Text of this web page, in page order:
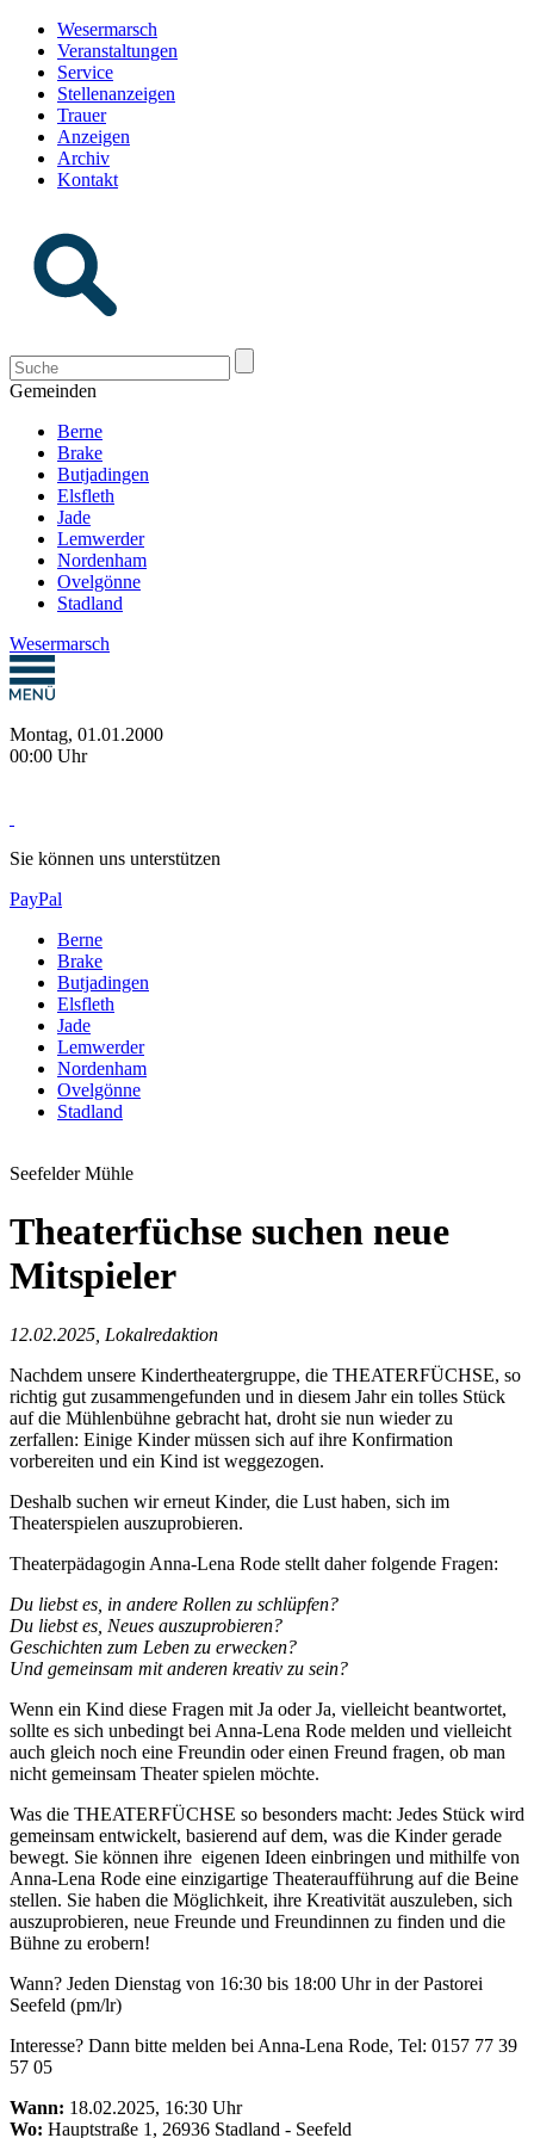
Wesermarsch
Veranstaltungen
Service
Stellenanzeigen
Trauer
Anzeigen
Archiv
Kontakt
Gemeinden
Berne
Brake
Butjadingen
Elsfleth
Jade
Lemwerder
Nordenham
Ovelgönne
Stadland
Wesermarsch
Montag, 01.01.2000
00:00 Uhr
Sie können uns unterstützen
PayPal
Berne
Brake
Butjadingen
Elsfleth
Jade
Lemwerder
Nordenham
Ovelgönne
Stadland
Seefelder Mühle
Theaterfüchse suchen neue
Mitspieler
12.02.2025, Lokalredaktion
Nachdem unsere Kindertheatergruppe, die THEATERFÜCHSE, so
richtig gut zusammengefunden und in diesem Jahr ein tolles Stück
auf die Mühlenbühne gebracht hat, droht sie nun wieder zu
zerfallen: Einige Kinder müssen sich auf ihre Konfirmation
vorbereiten und ein Kind ist weggezogen.
Deshalb suchen wir erneut Kinder, die Lust haben, sich im
Theaterspielen auszuprobieren.
Theaterpädagogin Anna-Lena Rode stellt daher folgende Fragen:
Du liebst es, in andere Rollen zu schlüpfen?
Du liebst es, Neues auszuprobieren?
Geschichten zum Leben zu erwecken?
Und gemeinsam mit anderen kreativ zu sein?
Wenn ein Kind diese Fragen mit Ja oder Ja, vielleicht beantwortet,
sollte es sich unbedingt bei Anna-Lena Rode melden und vielleicht
auch gleich noch eine Freundin oder einen Freund fragen, ob man
nicht gemeinsam Theater spielen möchte.
Was die THEATERFÜCHSE so besonders macht: Jedes Stück wird
gemeinsam entwickelt, basierend auf dem, was die Kinder gerade
bewegt. Sie können ihre eigenen Ideen einbringen und mithilfe von
Anna-Lena Rode eine einzigartige Theateraufführung auf die Beine
stellen. Sie haben die Möglichkeit, ihre Kreativität auszuleben, sich
auszuprobieren, neue Freunde und Freundinnen zu finden und die
Bühne zu erobern!
Wann? Jeden Dienstag von 16:30 bis 18:00 Uhr in der Pastorei
Seefeld (pm/lr)
Interesse? Dann bitte melden bei Anna-Lena Rode, Tel: 0157 77 39
57 05
Wann: 18.02.2025, 16:30 Uhr
Wo: Hauptstraße 1, 26936 Stadland - Seefeld